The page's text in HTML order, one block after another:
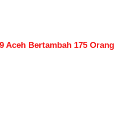
Aceh Bertambah 175 Orang